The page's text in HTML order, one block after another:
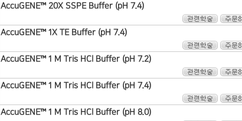
AccuGENE™ 20X SSPE Buffer (pH 7.4)
AccuGENE™ 1X TE Buffer (pH 7.4)
AccuGENE™ 1 M Tris HCl Buffer (pH 7.2)
AccuGENE™ 1 M Tris HCl Buffer (pH 7.4)
AccuGENE™ 1 M Tris HCl Buffer (pH 8.0)